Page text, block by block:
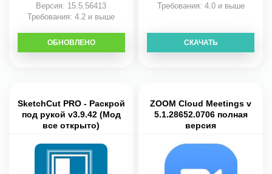
Версия: 15.5.56413
Требования: 4.2 и выше
СКАЧАТЬ
ОБНОВЛЕНО
Требования: 4.0 и выше
СКАЧАТЬ
SketchCut PRO - Раскрой
под рукой v3.9.42 (Мод
все открыто)
ZOOM Cloud Meetings v
5.1.28652.0706 полная
версия